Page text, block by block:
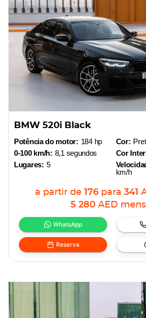
BMW 520i Black
Potência do motor: 184 hp
0-100 km/h: 8,1 segundos
Lugares: 5
Cor:
Cor
km/h
a partir de 176 para 341
5 280 AED
WhatsApp
Reserva